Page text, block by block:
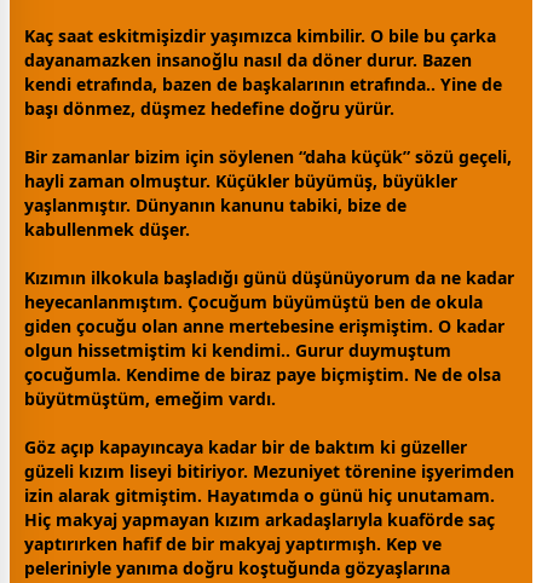
Kaç saat eskitmişizdir yaşımızca kimbilir. O bile bu çarka
dayanamazken insanoğlu nasıl da döner durur. Bazen
kendi etrafında, bazen de başkalarının etrafında.. Yine de
başı dönmez, düşmez hedefine doğru yürür.
Bir zamanlar bizim için söylenen “daha küçük” sözü geçeli,
hayli zaman olmuştur. Küçükler büyümüş, büyükler
yaşlanmıştır. Dünyanın kanunu tabiki, bize de
kabullenmek düşer.
Kızımın ilkokula başladığı günü düşünüyorum da ne kadar
heyecanlanmıştım. Çocuğum büyümüştü ben de okula
giden çocuğu olan anne mertebesine erişmiştim. O kadar
olgun hissetmiştim ki kendimi.. Gurur duymuştum
çocuğumla. Kendime de biraz paye biçmiştim. Ne de olsa
büyütmüştüm, emeğim vardı.
Göz açıp kapayıncaya kadar bir de baktım ki güzeller
güzeli kızım liseyi bitiriyor. Mezuniyet törenine işyerimden
izin alarak gitmiştim. Hayatımda o günü hiç unutamam.
Hiç makyaj yapmayan kızım arkadaşlarıyla kuaförde saç
yaptırırken hafif de bir makyaj yaptırmışh. Kep ve
peleriniyle yanıma doğru koştuğunda gözyaşlarına